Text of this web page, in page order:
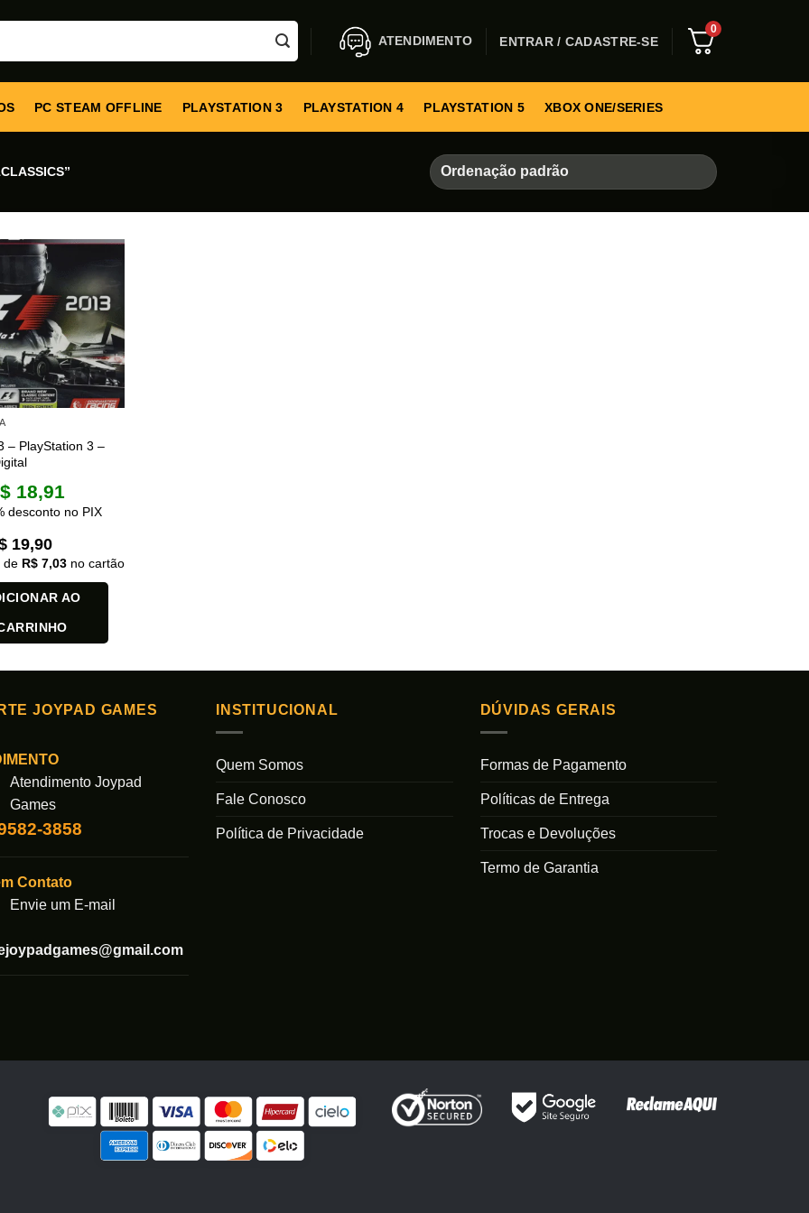
ATENDIMENTO ENTRAR / CADASTRE-SE
0
PC STEAM OFFLINE PLAYSTATION 3 PLAYSTATION 4 PLAYSTATION 5 XBOX ONE/SERIES
– PlayStation 3 –
18,91
desconto no PIX
19,90
de R$7,03no cartão
AO
JOYPAD GAMES
Atendimento Joypad
Games
3858
Contato
Envie um E-mail
INSTITUCIONAL
Quem Somos
Fale Conosco
Política de Privacidade
DÚVIDAS GERAIS
Formas de Pagamento
Políticas de Entrega
Trocas e Devoluções
Termo de Garantia